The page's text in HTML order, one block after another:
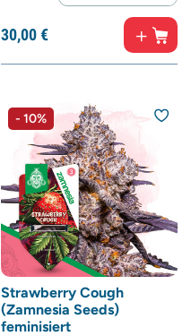
30,00€
- 10%
Strawberry Cough
(Zamnesia Seeds)
feminisiert